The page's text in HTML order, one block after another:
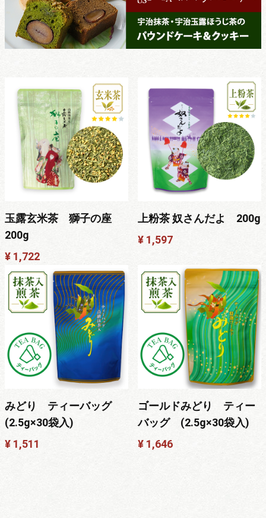
玉露玄米茶 獅子の座
200g
¥ 1,722
上粉茶 奴さんだよ 200g
¥ 1,597
みどり ティーバッグ
(2.5g×30袋入)
¥ 1,511
ゴールドみどり ティー
バッグ (2.5g×30袋入)
¥ 1,646